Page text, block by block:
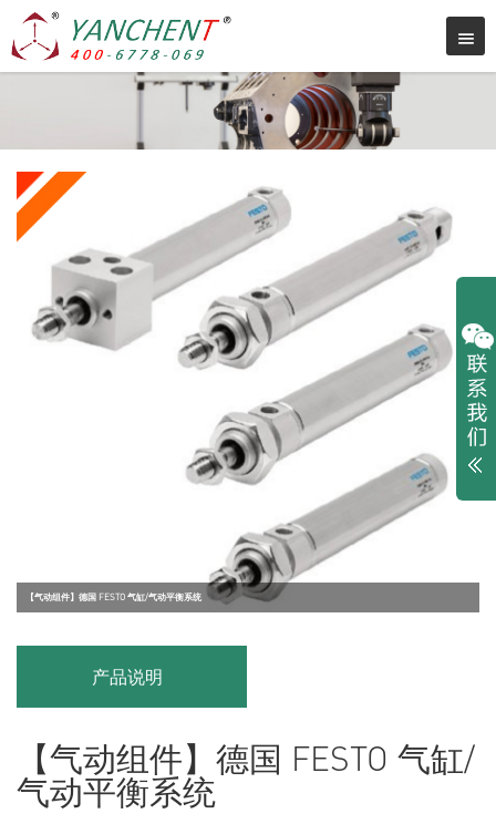
【气动组件】德国 FESTO 气缸/气动平衡系统
产品说明
【气动组件】德国 FESTO 气缸/
气动平衡系统